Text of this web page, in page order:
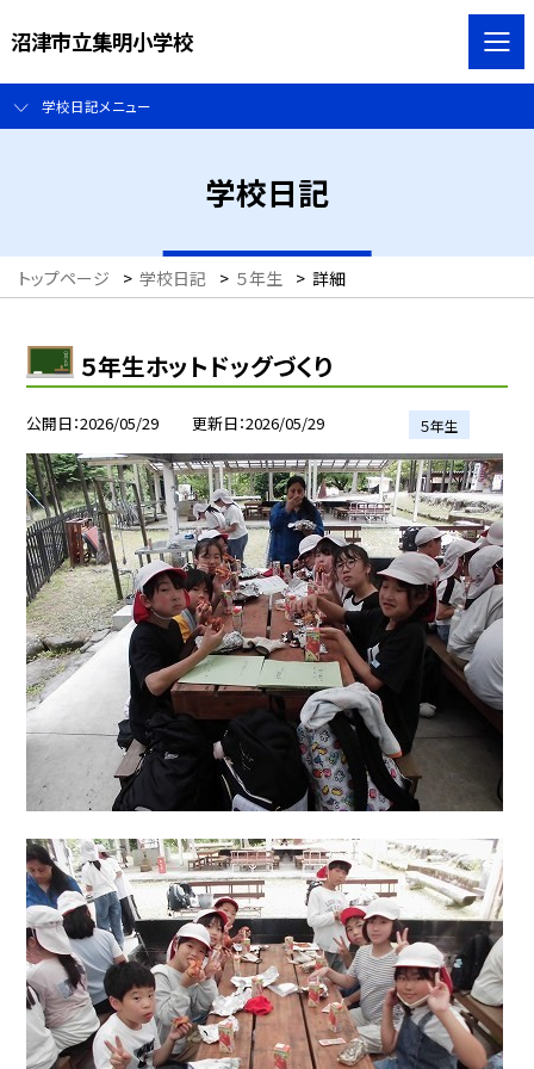
沼津市立集明小学校
学校日記メニュー
学校日記
トップページ > 学校日記 > ５年生 > 詳細
５年生ホットドッグづくり
公開日 2026/05/29 更新日 2026/05/29 ５年生